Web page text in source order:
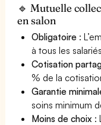
🔹 Mutuelle
en salon
Obligatoire :
à tous les
Cotisation
% de la
Garantie
soins minimum
Moins de choix :